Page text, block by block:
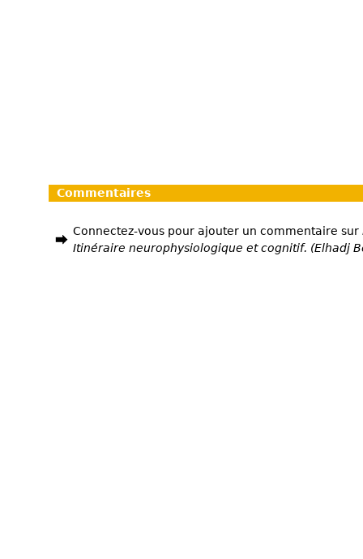
Commentaires
Connectez-vous pour ajouter un commentaire sur
Itinéraire neurophysiologique et cognitif. (Elhadj